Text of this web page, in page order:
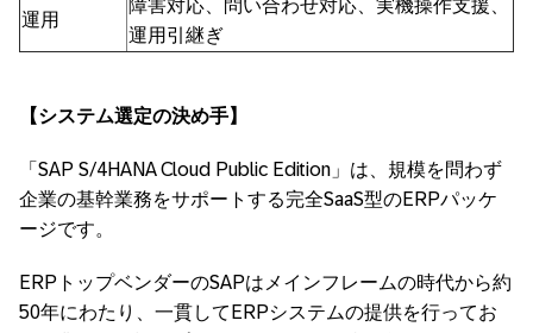
運用
障害対応、問い合わせ対応、実機操作支援、
運用引継ぎ
【システム選定の決め手】
「SAP S/4HANA Cloud Public Edition」は、規模を問わず
企業の基幹業務をサポートする完全SaaS型のERPパッケ
ージです。
ERPトップベンダーのSAPはメインフレームの時代から約
50年にわたり、一貫してERPシステムの提供を行ってお